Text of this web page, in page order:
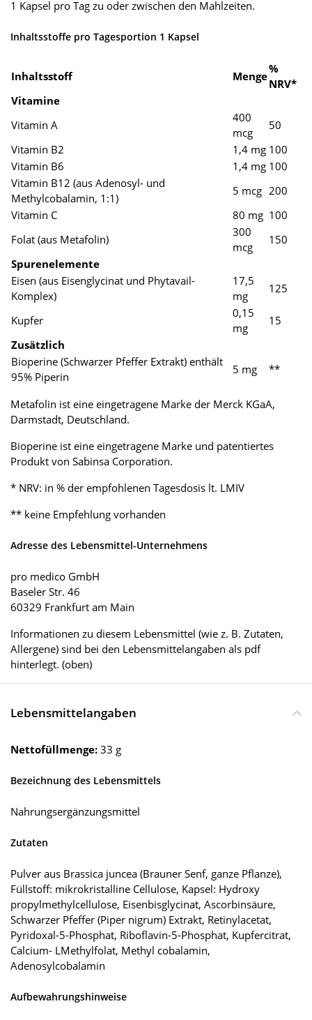
1 Kapsel pro Tag zu oder zwischen den Mahlzeiten.
Inhaltsstoffe pro Tagesportion 1 Kapsel
Inhaltsstoff Menge
%
NRV*
Vitamine
Vitamin A
400
mcg
50
Vitamin B2
1,4 mg 100
Vitamin B6
1,4 mg 100
Vitamin B12 (aus Adenosyl- und
Methylcobalamin, 1:1)
5 mcg 200
Vitamin C
80 mg 100
Folat (aus Metafolin)
300
mcg
150
Spurenelemente
Eisen (aus Eisenglycinat und Phytavail-
Komplex)
17,5
mg
125
Kupfer
0,15
mg
15
Zusätzlich
Bioperine (Schwarzer Pfeffer Extrakt) enthält
95% Piperin
5 mg **
Metafolin ist eine eingetragene Marke der Merck KGaA,
Darmstadt, Deutschland.
Bioperine ist eine eingetragene Marke und patentiertes
Produkt von Sabinsa Corporation.
* NRV: in % der empfohlenen Tagesdosis lt. LMIV
** keine Empfehlung vorhanden
Adresse des Lebensmittel-Unternehmens
pro medico GmbH
Baseler Str. 46
60329 Frankfurt am Main
Informationen zu diesem Lebensmittel (wie z. B. Zutaten,
Allergene) sind bei den Lebensmittelangaben als pdf
hinterlegt. (oben)
Lebensmittelangaben
Nettofüllmenge: 33 g
Bezeichnung des Lebensmittels
Nahrungsergänzungsmittel
Zutaten
Pulver aus Brassica juncea (Brauner Senf, ganze Pflanze),
Füllstoff: mikrokristalline Cellulose, Kapsel: Hydroxy
propylmethylcellulose, Eisenbisglycinat, Ascorbinsäure,
Schwarzer Pfeffer (Piper nigrum) Extrakt, Retinylacetat,
Pyridoxal-5-Phosphat, Riboflavin-5-Phosphat, Kupfercitrat,
Calcium- LMethylfolat, Methyl cobalamin,
Adenosylcobalamin
Aufbewahrungshinweise